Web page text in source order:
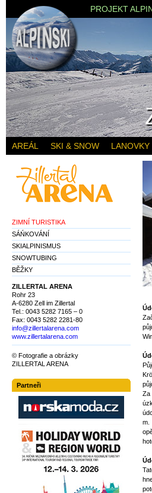
Za
m.
ZIMNÍ TURISTIKA
SÁŃKOVÁNÍ
SKIALPINISMUS
SNOWTUBING
BĚŽKY
ZILLERTAL ARENA
Rohr 23
A-6280 Zell im Zillertal
Tel.: 0043 5282 7165 – 0
Fax: 0043 5282 2281-80
info@zillertalarena.com
www.zillertalarena.com
© Fotografie a obrázky
ZILLERTAL ARENA
Partneři
PROJEKT
AREÁL SKI & SNOW LANOVKY